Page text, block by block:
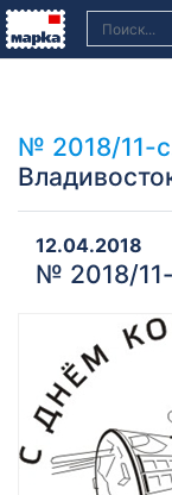
№ 2018/11-
12.04.2018
№ 2018/